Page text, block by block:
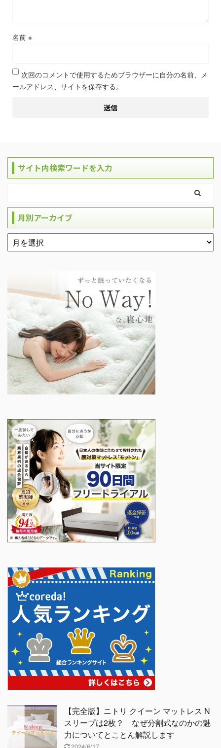
名前 ※
次回のコメントで使用するためブラウザーに自分の名前、メ
ールアドレス、サイトを保存する。
サイト内検索ワードを入力
月別アーカイブ
【完全版】ニトリ クイーン マットレス N
スリープは2枚？ なぜ分割式なのかの魅
力についてとことん解説します